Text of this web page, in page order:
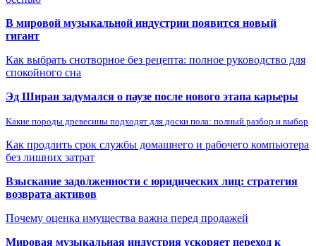
В мировой музыкальной индустрии появится новый
гигант
Как выбрать снотворное без рецепта: полное руководство для
спокойного сна
Эд Ширан задумался о паузе после нового этапа карьеры
Какие породы древесины подходят для доски пола: полный разбор и выбор
Как продлить срок службы домашнего и рабочего компьютера
без лишних затрат
Взыскание задолженности с юридических лиц: стратегия
возврата активов
Почему оценка имущества важна перед продажей
Мировая музыкальная индустрия ускоряет переход к